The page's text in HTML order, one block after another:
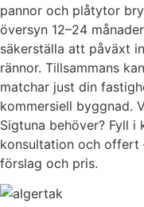
pannor och plåtytor
översyn 12–24
säkerställa att påväxt
rännor. Tillsammans
matchar just din
kommersiell byggnad.
Sigtuna behöver? Fyll
konsultation och offert
förslag och pris.